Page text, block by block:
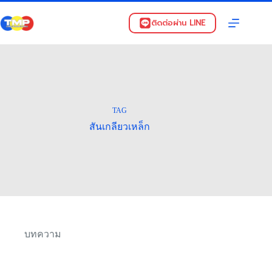
Skip
to
content
ติดต่อผ่าน LINE
TAG
สันเกลียวเหล็ก
บทความ